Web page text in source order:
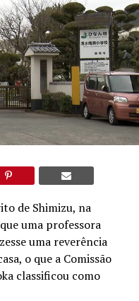
de Shimizu, na
uma professora
uma reverência
o que a Comissão
classificou como